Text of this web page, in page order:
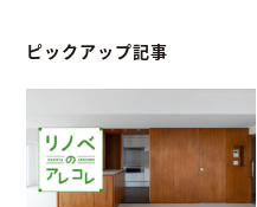
ピックアップ記事